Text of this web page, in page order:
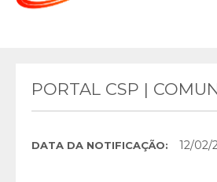
PORTAL CSP |
DATA DA NOTIFICAÇÃO: 12/02/